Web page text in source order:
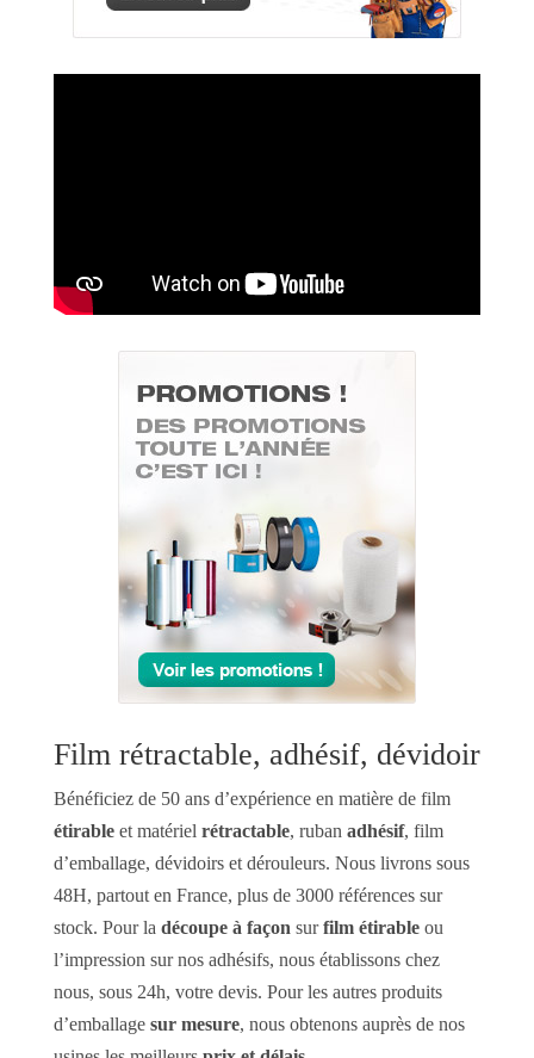
Film rétractable, adhésif, dévidoir
Bénéficiez de 50 ans d’expérience en matière de film
étirableet matériel rétractable, ruban adhésif, film
d’emballage, dévidoirs et dérouleurs. Nous livrons sous
48H, partout en France, plus de 3000 références sur
stock. Pour la découpe à façon surfilm étirableou
l’impression sur nos adhésifs, nous établissons chez
nous, sous 24h, votre devis. Pour les autres produits
d’emballage sur mesure, nous obtenons auprès de nos